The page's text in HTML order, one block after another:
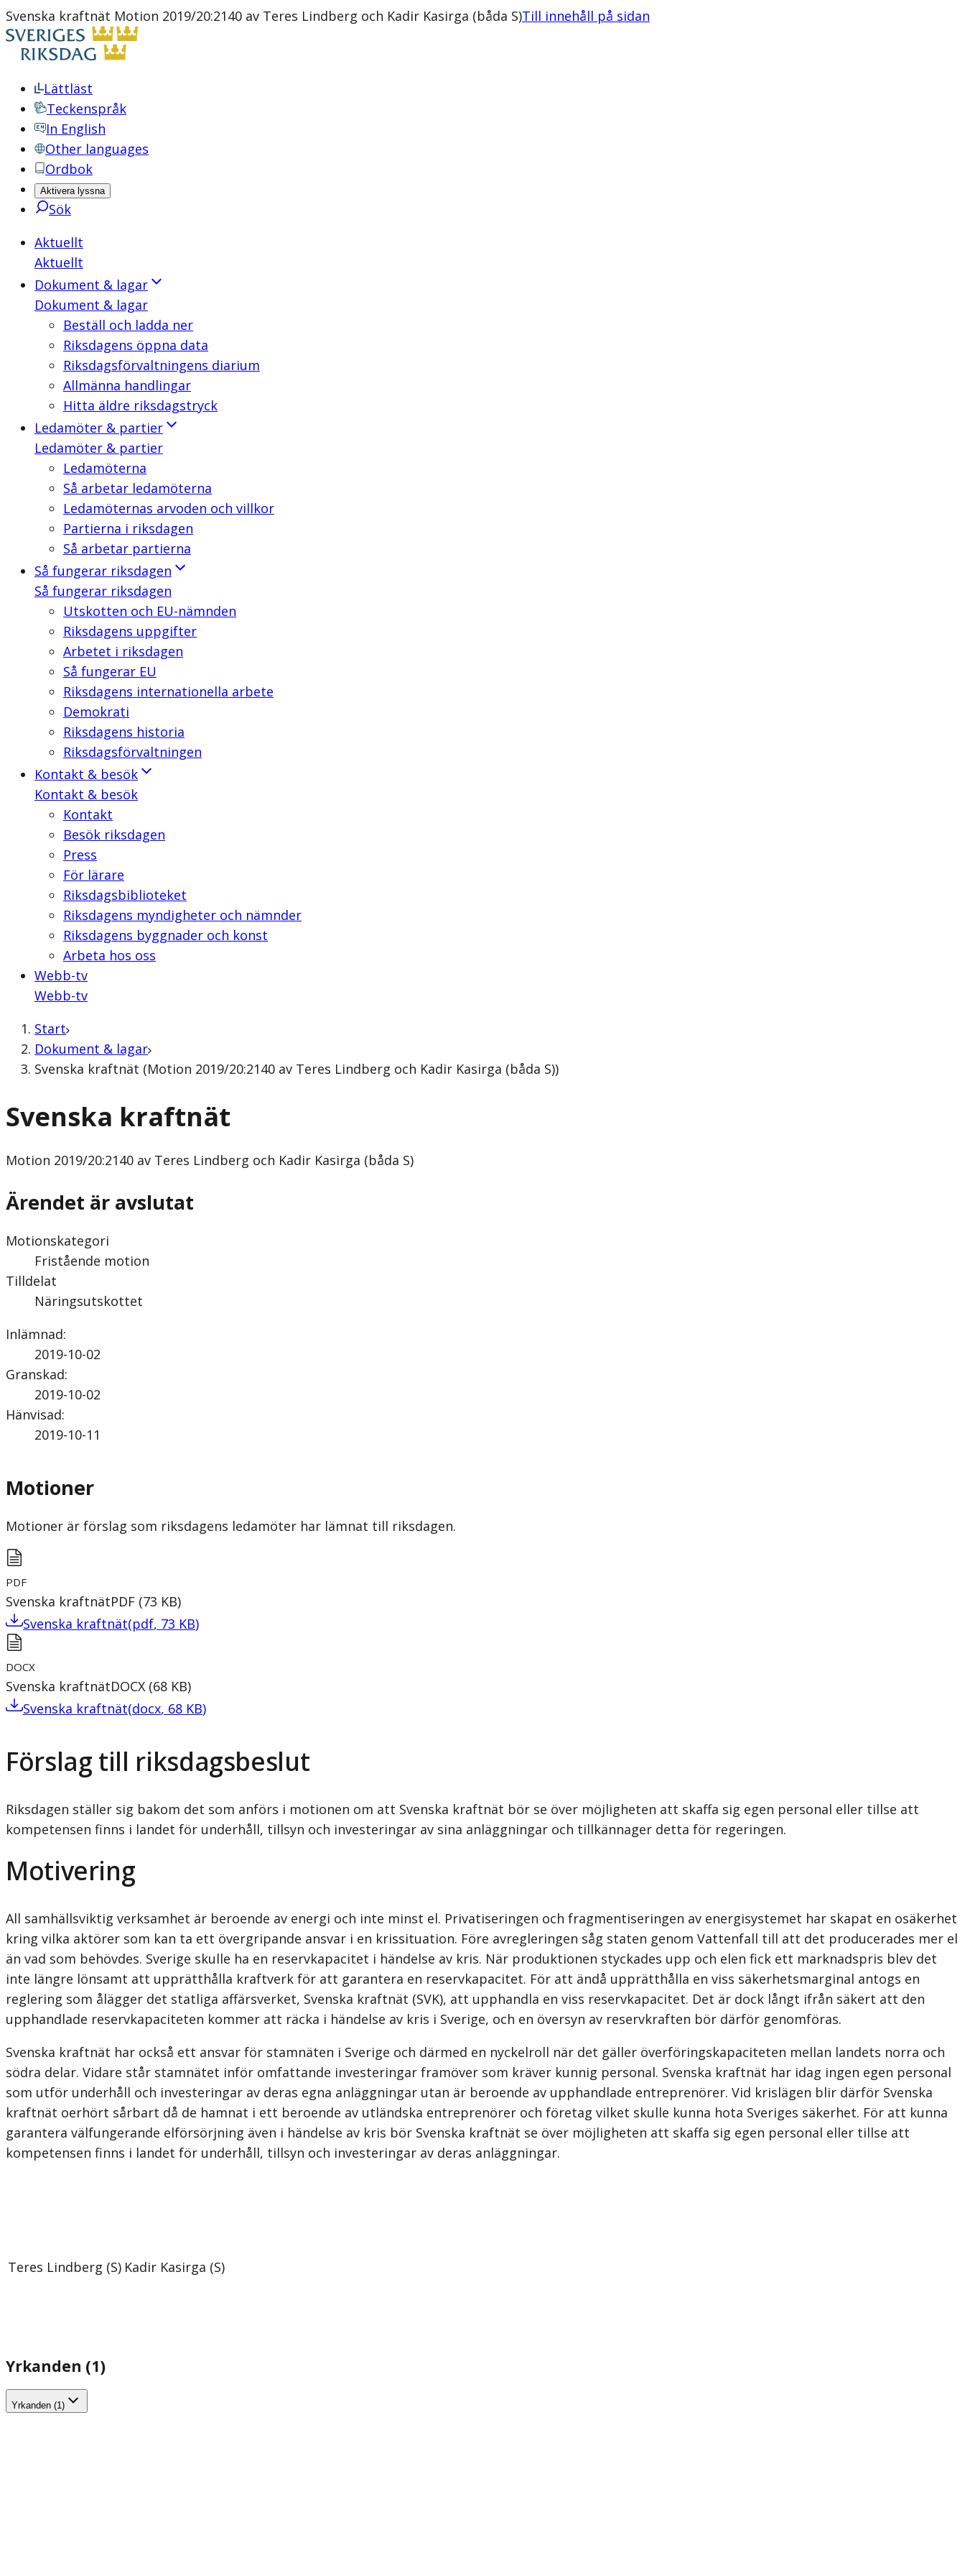
Svenska kraftnät Motion 2019/20:2140 av Teres Lindberg och Kadir Kasirga (båda S)Till innehåll på sidan
Lättläst
Teckenspråk
In English
Other languages
Ordbok
Aktivera lyssna
Sök
Aktuellt
Aktuellt
Dokument & lagar
Dokument & lagar
Beställ och ladda ner
Riksdagens öppna data
Riksdagsförvaltningens diarium
Allmänna handlingar
Hitta äldre riksdagstryck
Ledamöter & partier
Ledamöter & partier
Ledamöterna
Så arbetar ledamöterna
Ledamöternas arvoden och villkor
Partierna i riksdagen
Så arbetar partierna
Så fungerar riksdagen
Så fungerar riksdagen
Utskotten och EU-nämnden
Riksdagens uppgifter
Arbetet i riksdagen
Så fungerar EU
Riksdagens internationella arbete
Demokrati
Riksdagens historia
Riksdagsförvaltningen
Kontakt & besök
Kontakt & besök
Kontakt
Besök riksdagen
Press
För lärare
Riksdagsbiblioteket
Riksdagens myndigheter och nämnder
Riksdagens byggnader och konst
Arbeta hos oss
Webb-tv
Webb-tv
Start
Dokument & lagar
Svenska kraftnät (Motion 2019/20:2140 av Teres Lindberg och Kadir Kasirga (båda S))
Svenska kraftnät
Motion 2019/20:2140 av Teres Lindberg och Kadir Kasirga (båda S)
Ärendet är avslutat
Motionskategori
Fristående motion
Tilldelat
Näringsutskottet
Inlämnad:
2019-10-02
Granskad:
2019-10-02
Hänvisad:
2019-10-11
Motioner
Motioner är förslag som riksdagens ledamöter har lämnat till riksdagen.
PDF
Svenska kraftnätPDF (73 KB)
Svenska kraftnät(pdf, 73 KB)
DOCX
Svenska kraftnätDOCX (68 KB)
Svenska kraftnät(docx, 68 KB)
Förslag till riksdagsbeslut
Riksdagen ställer sig bakom det som anförs i motionen om att Svenska kraftnät bör se över möjligheten att skaffa sig egen personal eller tillse att
kompetensen finns i landet för underhåll, tillsyn och investeringar av sina anläggningar och tillkännager detta för regeringen.
Motivering
All samhällsviktig verksamhet är beroende av energi och inte minst el. Privatiseringen och fragmentiseringen av energisystemet har skapat en osäkerhet
kring vilka aktörer som kan ta ett övergripande ansvar i en krissituation. Före avregleringen såg staten genom Vattenfall till att det producerades mer el
än vad som behövdes. Sverige skulle ha en reservkapacitet i händelse av kris. När produktionen styckades upp och elen fick ett marknadspris blev det
inte längre lönsamt att upprätthålla kraftverk för att garantera en reservkapacitet. För att ändå upprätthålla en viss säkerhetsmarginal antogs en
reglering som ålägger det statliga affärsverket, Svenska kraftnät (SVK), att upphandla en viss reservkapacitet. Det är dock långt ifrån säkert att den
upphandlade reservkapa­citeten kommer att räcka i händelse av kris i Sverige, och en översyn av reservkraften bör därför genomföras.
Svenska kraftnät har också ett ansvar för stamnäten i Sverige och därmed en nyckelroll när det gäller överföringskapaciteten mellan landets norra och
södra delar. Vidare står stamnätet inför omfattande investeringar framöver som kräver kunnig personal. Svenska kraftnät har idag ingen egen personal
som utför underhåll och investeringar av deras egna anläggningar utan är beroende av upphandlade entrepre­nörer. Vid krislägen blir därför Svenska
kraftnät oerhört sårbart då de hamnat i ett beroende av utländska entreprenörer och företag vilket skulle kunna hota Sveriges säkerhet. För att kunna
garantera välfungerande elförsörjning även i händelse av kris bör Svenska kraftnät se över möjligheten att skaffa sig egen personal eller tillse att
kompetensen finns i landet för underhåll, tillsyn och investeringar av deras anläggningar.
Teres Lindberg (S) Kadir Kasirga (S)
Yrkanden (1)
Yrkanden (1)